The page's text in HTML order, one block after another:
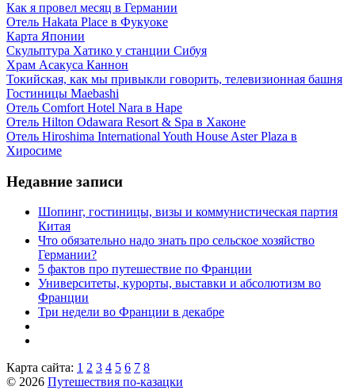
Как я провел месяц в Германии
Отель Hakata Place в Фукуоке
Карта Японии
Скульптура Хатико у станции Сибуя
Храм Асакуса Каннон
Токийская, как мы привыкли говорить, телевизионная башня
Гостиницы Maebashi
Отель Comfort Hotel Nara в Наре
Отель Hilton Odawara Resort & Spa в Хаконе
Отель Hiroshima International Youth House Aster Plaza в
Хиросиме
Недавние записи
Шопинг, гостиницы, визы и коммунистическая партия
Китая
Что обязательно надо знать про сельское хозяйство
Германии?
5 фактов про путешествие по Франции
Университеты, курорты, выставки и абсолютизм во
Франции
Три недели во Франции в декабре
Карта сайта: 1 2 3 4 5 6 7 8
© 2026 Путешествия по-казацки